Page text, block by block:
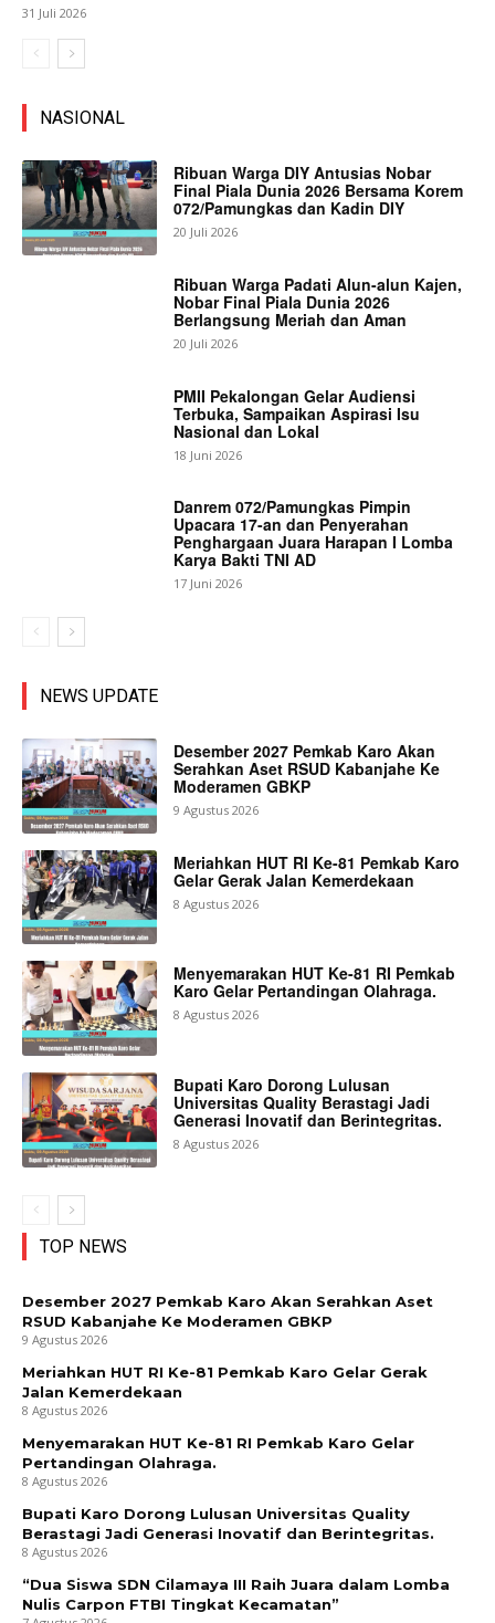
31 Juli 2026
NASIONAL
Ribuan Warga DIY Antusias Nobar
Final Piala Dunia 2026 Bersama Korem
072/Pamungkas dan Kadin DIY
20 Juli 2026
Ribuan Warga Padati Alun-alun Kajen,
Nobar Final Piala Dunia 2026
Berlangsung Meriah dan Aman
20 Juli 2026
PMII Pekalongan Gelar Audiensi
Terbuka, Sampaikan Aspirasi Isu
Nasional dan Lokal
18 Juni 2026
Danrem 072/Pamungkas Pimpin
Upacara 17-an dan Penyerahan
Penghargaan Juara Harapan I Lomba
Karya Bakti TNI AD
17 Juni 2026
NEWS UPDATE
Desember 2027 Pemkab Karo Akan
Serahkan Aset RSUD Kabanjahe Ke
Moderamen GBKP
9 Agustus 2026
Meriahkan HUT RI Ke-81 Pemkab Karo
Gelar Gerak Jalan Kemerdekaan
8 Agustus 2026
Menyemarakan HUT Ke-81 RI Pemkab
Karo Gelar Pertandingan Olahraga.
8 Agustus 2026
Bupati Karo Dorong Lulusan
Universitas Quality Berastagi Jadi
Generasi Inovatif dan Berintegritas.
8 Agustus 2026
TOP NEWS
Desember 2027 Pemkab Karo Akan Serahkan Aset
RSUD Kabanjahe Ke Moderamen GBKP
9 Agustus 2026
Meriahkan HUT RI Ke-81 Pemkab Karo Gelar Gerak
Jalan Kemerdekaan
8 Agustus 2026
Menyemarakan HUT Ke-81 RI Pemkab Karo Gelar
Pertandingan Olahraga.
8 Agustus 2026
Bupati Karo Dorong Lulusan Universitas Quality
Berastagi Jadi Generasi Inovatif dan Berintegritas.
8 Agustus 2026
“Dua Siswa SDN Cilamaya III Raih Juara dalam Lomba
Nulis Carpon FTBI Tingkat Kecamatan”